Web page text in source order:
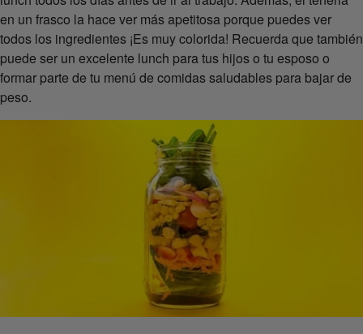
en un frasco la hace ver más apetitosa porque puedes ver
todos los ingredientes ¡Es muy colorida! Recuerda que también
puede ser un excelente lunch para tus hijos o tu esposo o
formar parte de tu menú de comidas saludables para bajar de
peso.